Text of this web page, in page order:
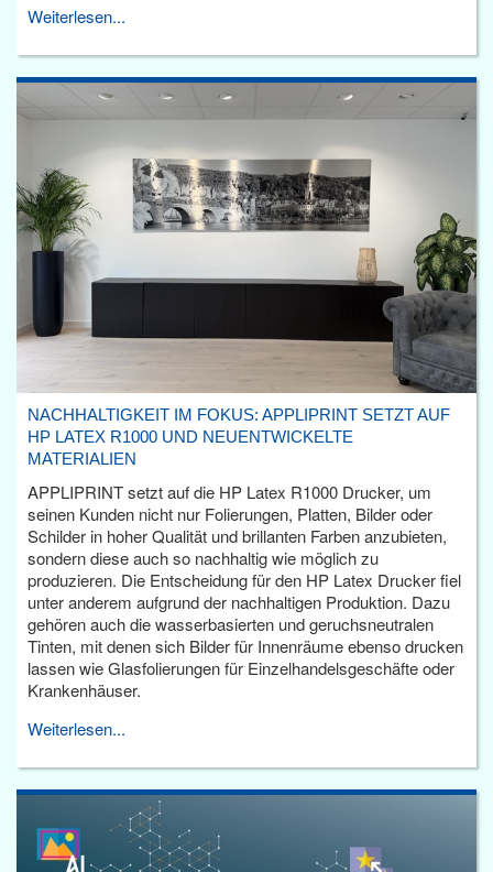
Weiterlesen...
NACHHALTIGKEIT IM FOKUS: APPLIPRINT SETZT AUF
HP LATEX R1000 UND NEUENTWICKELTE
MATERIALIEN
APPLIPRINT setzt auf die HP Latex R1000 Drucker, um
seinen Kunden nicht nur Folierungen, Platten, Bilder oder
Schilder in hoher Qualität und brillanten Farben anzubieten,
sondern diese auch so nachhaltig wie möglich zu
produzieren. Die Entscheidung für den HP Latex Drucker fiel
unter anderem aufgrund der nachhaltigen Produktion. Dazu
gehören auch die wasserbasierten und geruchsneutralen
Tinten, mit denen sich Bilder für Innenräume ebenso drucken
lassen wie Glasfolierungen für Einzelhandelsgeschäfte oder
Krankenhäuser.
Weiterlesen...